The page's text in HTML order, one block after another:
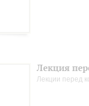
Лекция
Лекции перед